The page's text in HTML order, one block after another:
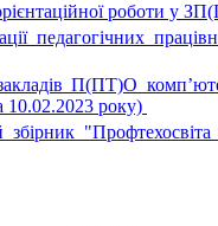
роботи у
педагогічних
П(ПТ)О
10.02.2023 року)
збірник